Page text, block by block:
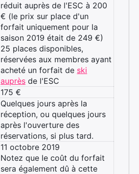
réduit auprès de l'ESC à 200
€ (le prix sur place d'un
forfait uniquement pour la
saison 2019 était de 249 €)
25 places disponibles,
réservées aux membres ayant
acheté un forfait de ski
auprès de l'ESC
175 €
Quelques jours après la
réception, ou quelques jours
après l'ouverture des
réservations, si plus tard.
11 octobre 2019
Notez que le coût du forfait
sera également dû à cette